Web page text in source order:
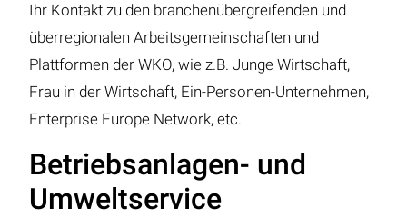
Ihr Kontakt zu den branchenübergreifenden und
überregionalen Arbeitsgemeinschaften und
Plattformen der WKO, wie z.B. Junge Wirtschaft,
Frau in der Wirtschaft, Ein-Personen-Unternehmen,
Enterprise Europe Network, etc.
Betriebsanlagen- und
Umweltservice